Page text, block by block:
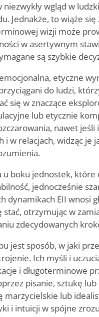
niezwykły wgląd w
Jednakże, to wiąże
wizji może
w asertywnym
są szybkie
etyczne
do ludzi,
się w znaczące
lub etycznie
nawet
i w relacjach, widząc
boku jednostek,
jednocześnie
dynamikach EII wnosi
stać, otrzymując w
zdecydowanych
jest sposób, w jaki
Ich myśli i
i długoterminowe
pisanie, sztukę
marzycielskie lub
i intuicji w spójne